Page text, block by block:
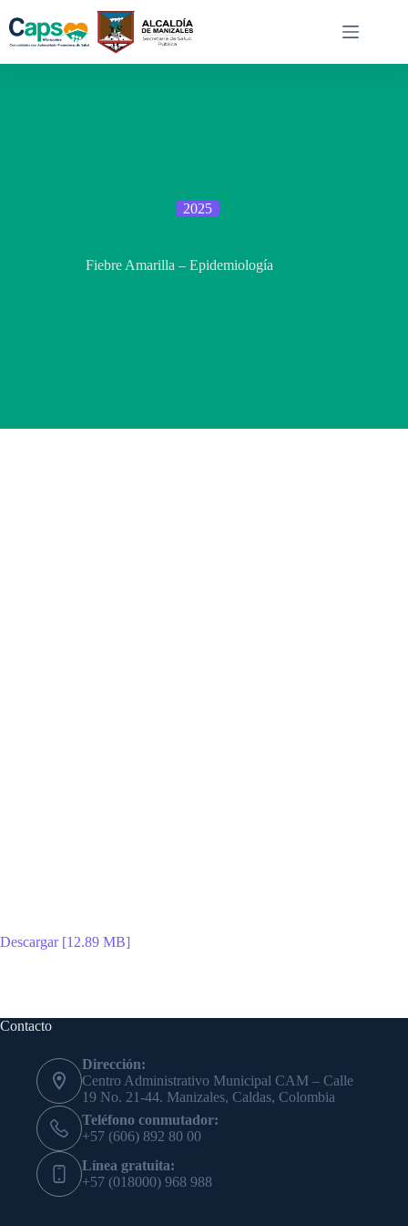
contenido
2025
Fiebre Amarilla – Epidemiología
Descargar [12.89 MB]
Contacto
Dirección:
Centro Administrativo Municipal CAM – Calle
19 No. 21-44. Manizales, Caldas, Colombia
Teléfono conmutador:
+57 (606) 892 80 00
Línea gratuita:
+57 (018000) 968 988